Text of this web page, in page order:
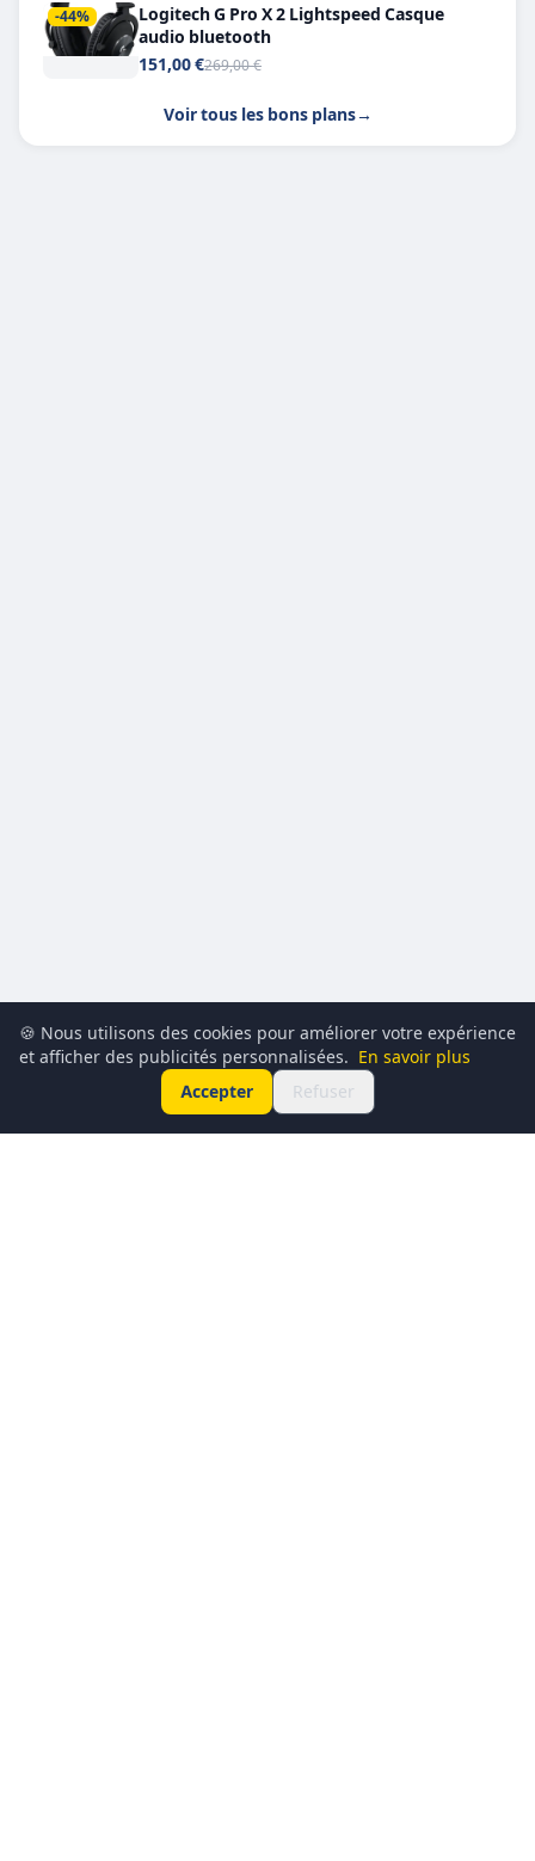
-44%
Logitech G Pro X 2 Lightspeed Casque
audio bluetooth
151,00 €269,00 €
Voir tous les bons plans→
🍪 Nous utilisons des cookies pour améliorer votre expérience
et afficher des publicités personnalisées. En savoir plus
Accepter
Refuser